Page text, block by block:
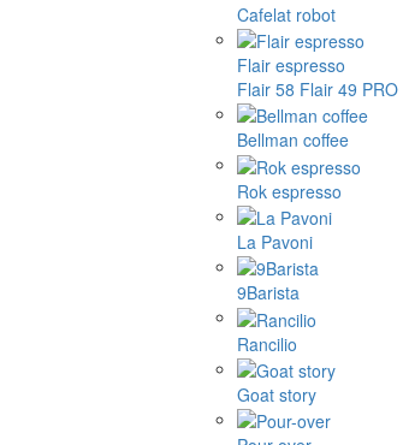
Cafelat robot
Flair espresso
Flair 58 Flair 49 PRO
Bellman coffee
Rok espresso
La Pavoni
9Barista
Rancilio
Goat story